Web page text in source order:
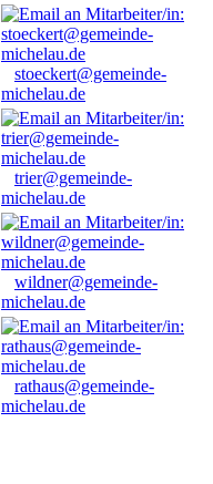
stoeckert@gemeinde-
michelau.de
trier@gemeinde-
michelau.de
wildner@gemeinde-
michelau.de
rathaus@gemeinde-
michelau.de